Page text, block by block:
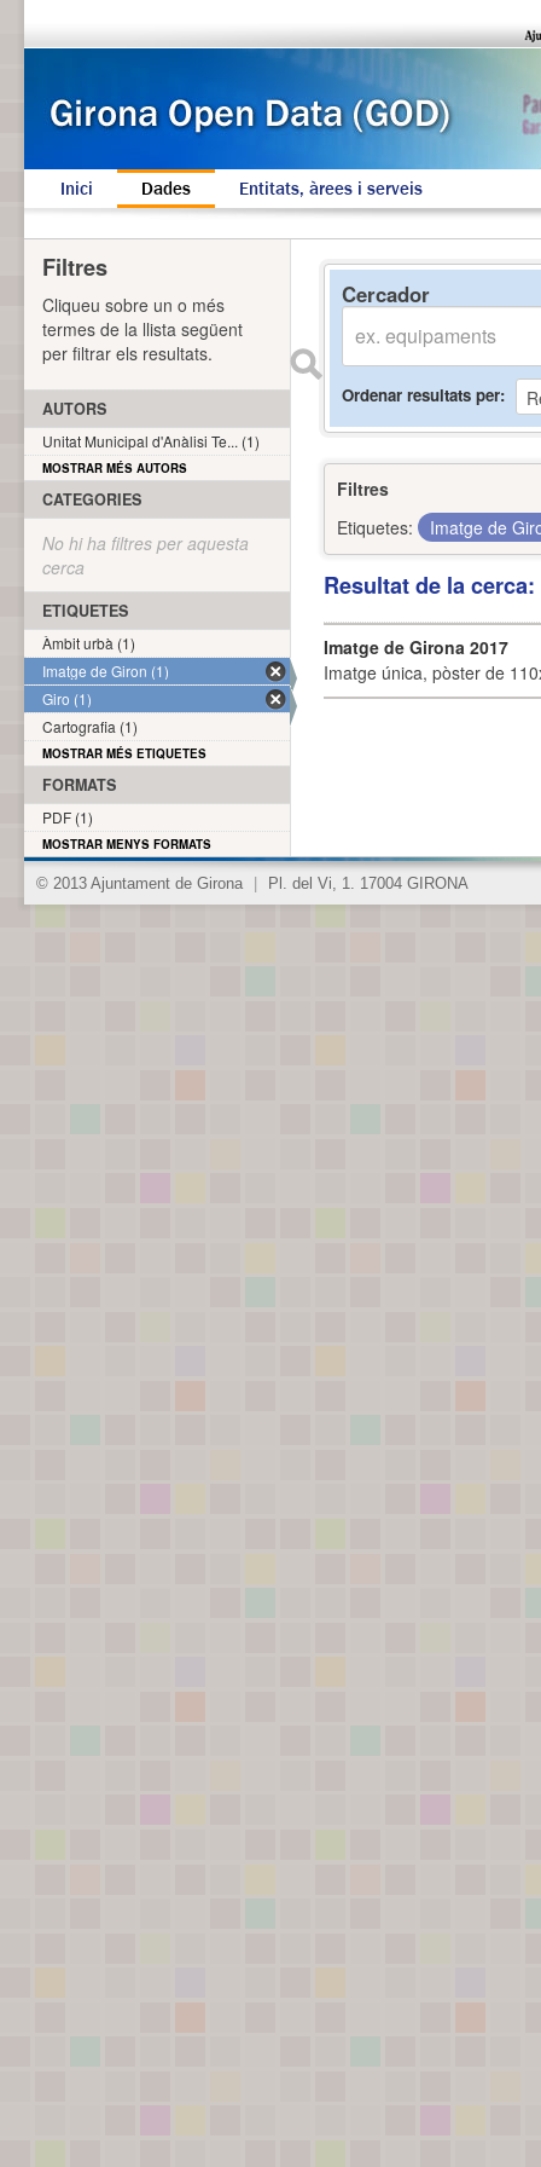
Inici Dades Entitats, àrees i serveis
Cercador
Ordenar resultats per
Filtres
Etiquetes:
Imatge de
Resultat de la
Imatge de Girona 2017
Imatge única, pòster de
Filtres
Cliqueu sobre un o més
termes de la llista següent
per filtrar els resultats.
AUTORS
Unitat Municipal d'Anàlisi Te... (1)
MOSTRAR MÉS AUTORS
CATEGORIES
No hi ha filtres per aquesta
cerca
ETIQUETES
Àmbit urbà (1)
Imatge de Giron (1)
Giro (1)
Cartografia (1)
MOSTRAR MÉS ETIQUETES
FORMATS
PDF (1)
MOSTRAR MENYS FORMATS
© 2013 Ajuntament de Girona Pl. del Vi, 1. 17004 GIRONA